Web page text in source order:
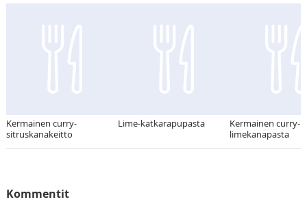
Kermainen curry-
sitruskanakeitto
Lime-katkarapupasta
Kermainen curry-
limekanapasta
Kommentit